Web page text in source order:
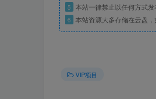
5 本站一律禁止以任何方式
6 本站资源大多存储在云盘
VIP项目